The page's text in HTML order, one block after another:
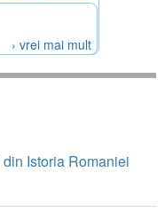
› vrei mai mult
Istoria Romaniei